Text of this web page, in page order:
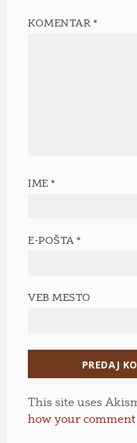
KOMENTAR*
IME*
E-POŠTA*
VEB MESTO
This site uses
how your comment